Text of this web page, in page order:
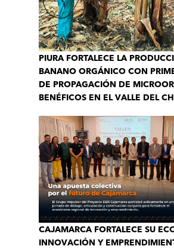
PIURA FORTALECE LA
BANANO ORGÁNICO CON
DE PROPAGACIÓN DE
BENÉFICOS EN EL VALLE DEL
CAJAMARCA FORTALECE SU
INNOVACIÓN Y